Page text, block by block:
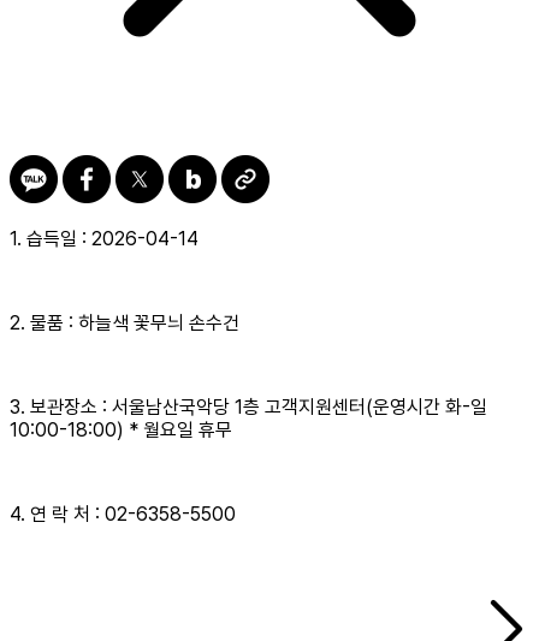
1. 습득일 : 2026-04-14
2. 물품 : 하늘색 꽃무늬 손수건
3. 보관장소 : 서울남산국악당 1층 고객지원센터(운영시간 화-일
10:00-18:00) * 월요일 휴무
4. 연 락 처 : 02-6358-5500 ​